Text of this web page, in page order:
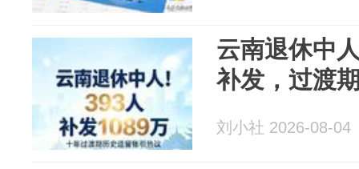
云南退休中
补发，过渡
刘小社 2026-08-04